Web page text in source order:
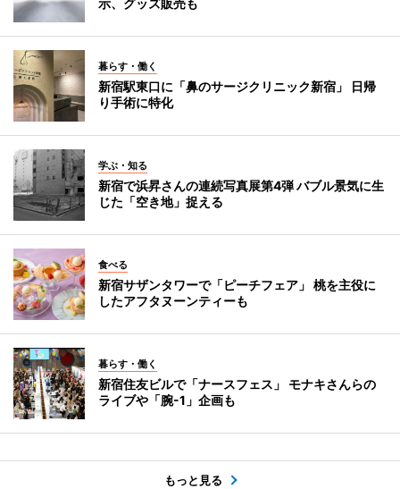
示、グッズ販売も
暮らす・働く
新宿駅東口に「鼻のサージクリニック新宿」 日帰
り手術に特化
学ぶ・知る
新宿で浜昇さんの連続写真展第4弾 バブル景気に生
じた「空き地」捉える
食べる
新宿サザンタワーで「ピーチフェア」 桃を主役に
したアフタヌーンティーも
暮らす・働く
新宿住友ビルで「ナースフェス」 モナキさんらの
ライブや「腕-1」企画も
もっと見る